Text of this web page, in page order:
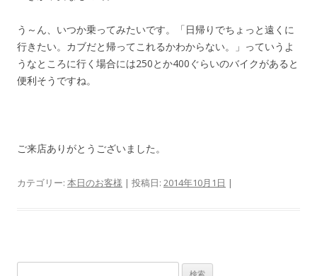
う～ん、いつか乗ってみたいです。「日帰りでちょっと遠くに
行きたい。カブだと帰ってこれるかわからない。」っていうよ
うなところに行く場合には250とか400ぐらいのバイクがあると
便利そうですね。
ご来店ありがとうございました。
カテゴリー: 本日のお客様 | 投稿日: 2014年10月1日 |